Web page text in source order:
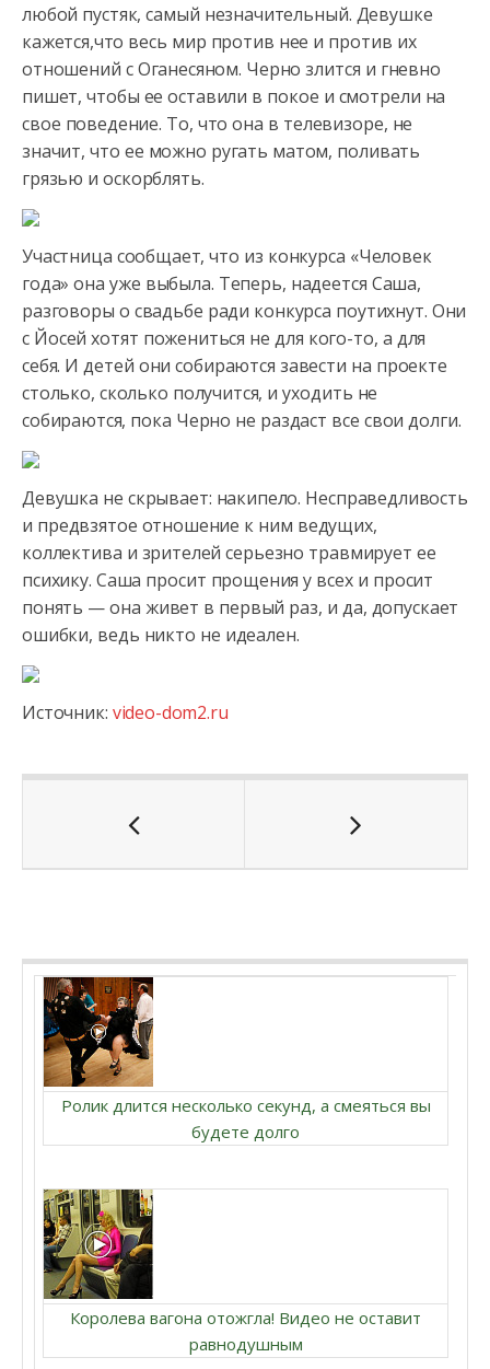
любой пустяк, самый незначительный. Девушке
кажется,что весь мир против нее и против их
отношений с Оганесяном. Черно злится и гневно
пишет, чтобы ее оставили в покое и смотрели на
свое поведение. То, что она в телевизоре, не
значит, что ее можно ругать матом, поливать
грязью и оскорблять.
Участница сообщает, что из конкурса «Человек
года» она уже выбыла. Теперь, надеется Саша,
разговоры о свадьбе ради конкурса поутихнут. Они
с Йосей хотят пожениться не для кого-то, а для
себя. И детей они собираются завести на проекте
столько, сколько получится, и уходить не
собираются, пока Черно не раздаст все свои долги.
Девушка не скрывает: накипело. Несправедливость
и предвзятое отношение к ним ведущих,
коллектива и зрителей серьезно травмирует ее
психику. Саша просит прощения у всех и просит
понять — она живет в первый раз, и да, допускает
ошибки, ведь никто не идеален.
Источник: video-dom2.ru
Ролик длится несколько секунд, а смеяться вы
будете долго
Королева вагона отожгла! Видео не оставит
равнодушным